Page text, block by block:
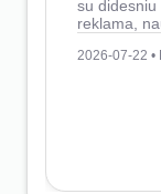
su didesniu
reklama,
2026-07-22 •